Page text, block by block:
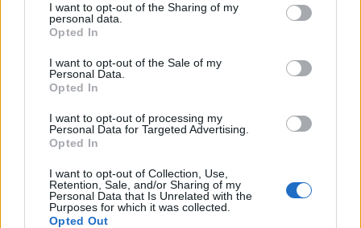
not limited to your visit or usage behaviour. You may click to
grant or deny consent to Google and its third-party tags to
use your data for below specified purposes in below Google
consent section.
I want to opt-out of the Sharing of my
personal data.
Opted In
I want to opt-out of the Sale of my
Personal Data.
Opted In
I want to opt-out of processing my
Personal Data for Targeted Advertising.
Opted In
I want to opt-out of Collection, Use,
Retention, Sale, and/or Sharing of my
Personal Data that Is Unrelated with the
Purposes for which it was collected.
Opted Out
VAGY